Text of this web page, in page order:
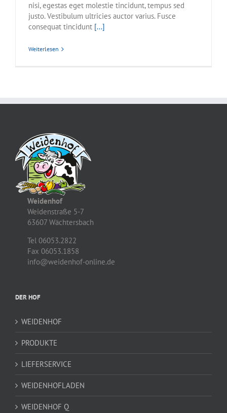
nisi, egestas eget molestie tincidunt, tempus sed
justo. Vestibulum ultricies auctor varius. Fusce
consequat tincidunt [...]
Weiterlesen
Weidenhof
Weidenstraße 5-7
63607 Wächtersbach
Tel 06053.2822
Fax 06053.1858
info@weidenhof-online.de
DER HOF
WEIDENHOF
PRODUKTE
LIEFERSERVICE
WEIDENHOFLADEN
WEIDENHOF Q